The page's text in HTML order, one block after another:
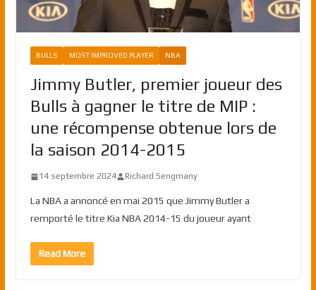
BULLS MOST IMPROVED PLAYER NBA
Jimmy Butler, premier joueur des
Bulls à gagner le titre de MIP :
une récompense obtenue lors de
la saison 2014-2015
14 septembre 2024 Richard Sengmany
La NBA a annoncé en mai 2015 que Jimmy Butler a
remporté le titre Kia NBA 2014-15 du joueur ayant
Read More